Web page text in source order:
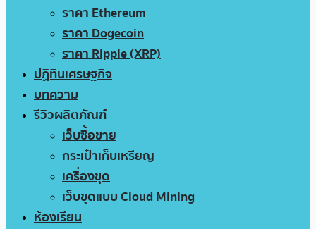
ราคา Ethereum
ราคา Dogecoin
ราคา Ripple (XRP)
ปฏิทินเศรษฐกิจ
บทความ
รีวิวผลิตภัณฑ์
เว็บซื้อขาย
กระเป๋าเก็บเหรียญ
เครื่องขุด
เว็บขุดแบบ Cloud Mining
ห้องเรียน